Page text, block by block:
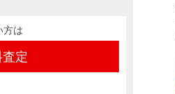
方は
定